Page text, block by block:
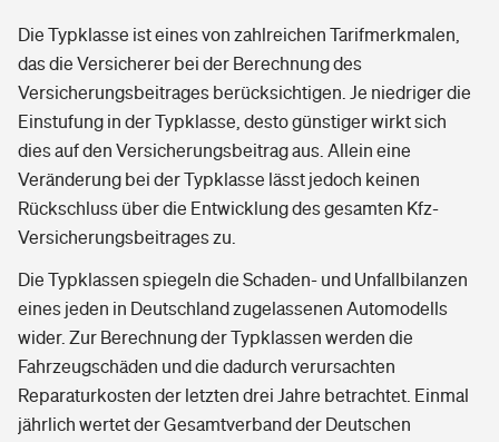
Die Typklasse ist eines von zahlreichen Tarifmerkmalen,
das die Versicherer bei der Berechnung des
Versicherungsbeitrages berücksichtigen. Je niedriger die
Einstufung in der Typklasse, desto günstiger wirkt sich
dies auf den Versicherungsbeitrag aus. Allein eine
Veränderung bei der Typklasse lässt jedoch keinen
Rückschluss über die Entwicklung des gesamten Kfz-
Versicherungsbeitrages zu.
Die Typklassen spiegeln die Schaden- und Unfallbilanzen
eines jeden in Deutschland zugelassenen Automodells
wider. Zur Berechnung der Typklassen werden die
Fahrzeugschäden und die dadurch verursachten
Reparaturkosten der letzten drei Jahre betrachtet. Einmal
jährlich wertet der Gesamtverband der Deutschen